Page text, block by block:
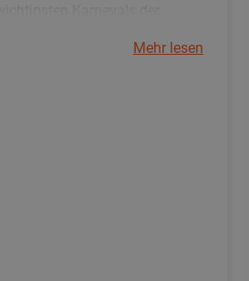
Mehr lesen